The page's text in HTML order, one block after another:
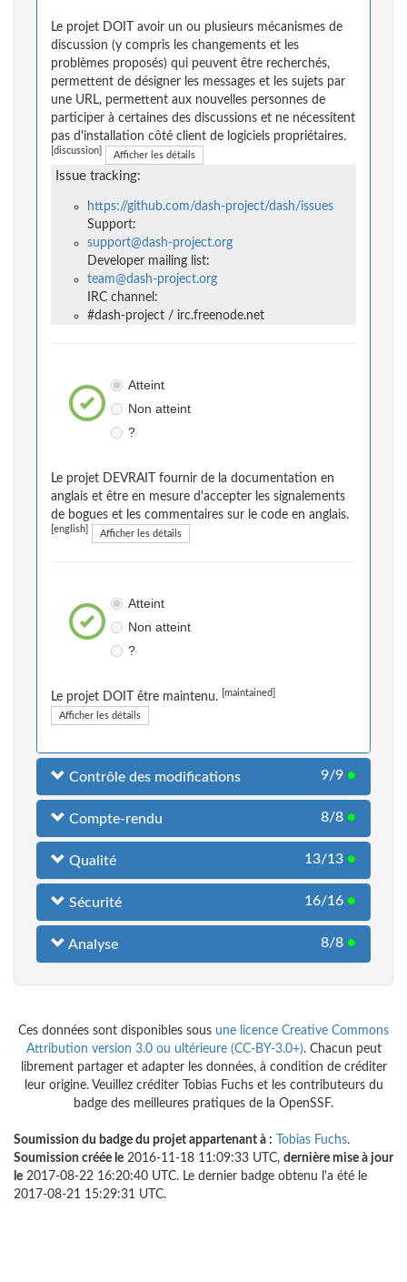
Le projet DOIT avoir un ou plusieurs mécanismes de
discussion (y compris les changements et les
problèmes proposés) qui peuvent être recherchés,
permettent de désigner les messages et les sujets par
une URL, permettent aux nouvelles personnes de
participer à certaines des discussions et ne nécessitent
pas d'installation côté client de logiciels propriétaires.
[discussion] Afficher les détails
Issue tracking:
https://github.com/dash-project/dash/issues
Support:
support@dash-project.org
Developer mailing list:
team@dash-project.org
IRC channel:
#dash-project / irc.freenode.net
Atteint
Non atteint
?
Le projet DEVRAIT fournir de la documentation en
anglais et être en mesure d'accepter les signalements
de bogues et les commentaires sur le code en anglais.
[english] Afficher les détails
Atteint
Non atteint
?
Le projet DOIT être maintenu. [maintained]
Afficher les détails
Contrôle des modifications 9/9 ●
Compte-rendu 8/8 ●
Qualité 13/13 ●
Sécurité 16/16 ●
Analyse 8/8 ●
Ces données sont disponibles sous une licence Creative Commons
Attribution version 3.0 ou ultérieure (CC-BY-3.0+). Chacun peut
librement partager et adapter les données, à condition de créditer
leur origine. Veuillez créditer Tobias Fuchs et les contributeurs du
badge des meilleures pratiques de la OpenSSF.
Soumission du badge du projet appartenant à : Tobias Fuchs.
Soumission créée le 2016-11-18 11:09:33 UTC, dernière mise à jour
le 2017-08-22 16:20:40 UTC. Le dernier badge obtenu l'a été le
2017-08-21 15:29:31 UTC.